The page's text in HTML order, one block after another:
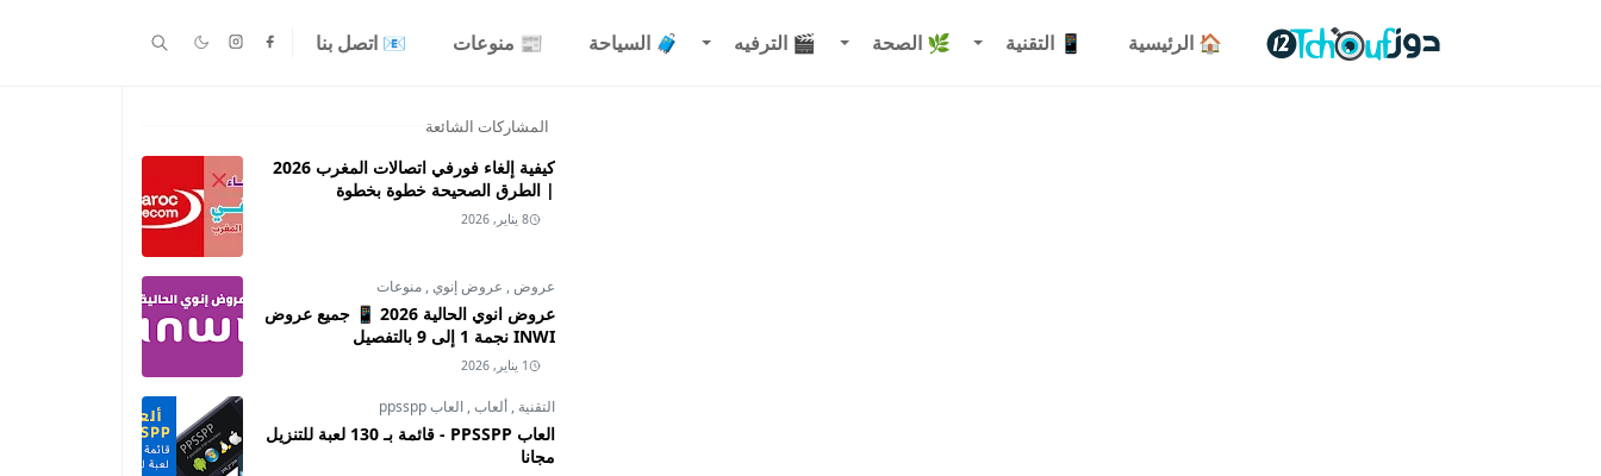
🏠 الرئيسية 📱 التقنية 🌿 الصحة 🎬 الترفيه 🧳 السياحة 📰 منوعات 📧 اتصل بنا
المشاركات الشائعة
كيفية إلغاء فورفي اتصالات المغرب 2026
| الطرق الصحيحة خطوة بخطوة
8 يناير, 2026
عروض , عروض إنوي, منوعات
عروض انوي الحالية 2026 📱 جميع عروض
INWI نجمة 1 إلى 9 بالتفصيل
1 يناير, 2026
التقنية , ألعاب, العاب ppsspp
العاب PPSSPP - قائمة بـ 130 لعبة للتنزيل
مجانا